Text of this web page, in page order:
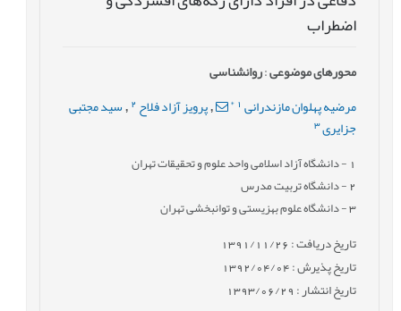
اضطراب
محورهای موضوعی:روانشناسی
مرضیه پهلوان مازندرانی *
,پرویز آزاد فلاح2
, سید مجتبی
جزایری 3
- دانشگاه آزاد اسلامی واحد علوم و تحقیقات تهران
2- دانشگاه تربیت مدرس
3- دانشگاه علوم بهزیستی و توانبخشی تهران
تاریخ دریافت : 1391/11/26
تاریخ پذیرش : 1392/04/04
تاریخ انتشار : 1393/06/29